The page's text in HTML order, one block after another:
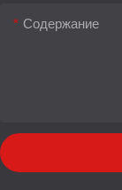
Содержание